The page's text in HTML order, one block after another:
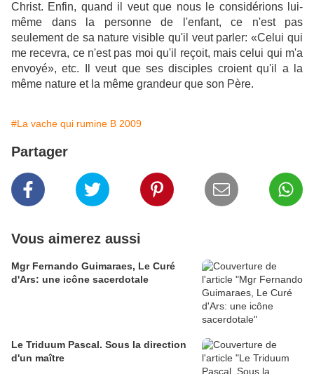
Christ. Enfin, quand il veut que nous le considérions lui-
même dans la personne de l'enfant, ce n'est pas
seulement de sa nature visible qu'il veut parler: «Celui qui
me recevra, ce n'est pas moi qu'il reçoit, mais celui qui m'a
envoyé», etc. Il veut que ses disciples croient qu'il a la
même nature et la même grandeur que son Père.
#La vache qui rumine B 2009
Partager
Vous aimerez aussi
Mgr Fernando Guimaraes, Le Curé
d'Ars: une icône sacerdotale
Le Triduum Pascal. Sous la direction
d'un maître